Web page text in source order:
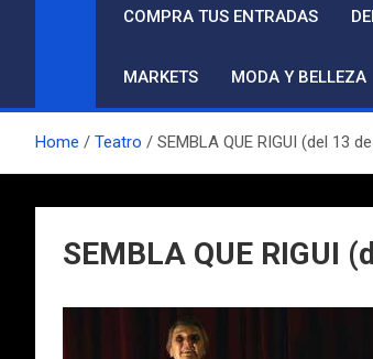
COMPRA TUS ENTRADAS
MARKETS MODA Y BELLEZA
Home Teatro SEMBLA QUE RIGUI (del 13
SEMBLA QUE RIGUI